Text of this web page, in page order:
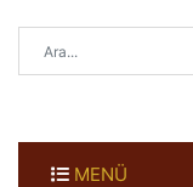
MENÜ